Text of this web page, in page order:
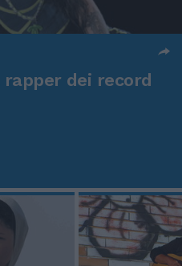
dei record